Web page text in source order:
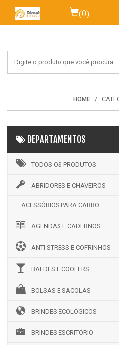
(0)
HOME
DEPARTAMENTOS
TODOS OS PRODUTOS
ABRIDORES E CHAVEIROS
ACESSÓRIOS PARA CARRO
AGENDAS E CADERNOS
ANTI STRESS E COFRINHOS
BALDES E COOLERS
BOLSAS E SACOLAS
BRINDES ECOLÓGICOS
BRINDES ESCRITÓRIO